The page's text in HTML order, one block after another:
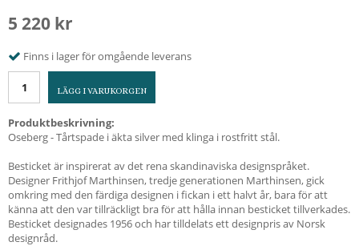
5 220 kr
Finns i lager för omgående leverans
LÄGG I VARUKORGEN
Produktbeskrivning:
Oseberg - Tårtspade i äkta silver med klinga i rostfritt stål.
Besticket är inspirerat av det rena skandinaviska designspråket.
Designer Frithjof Marthinsen, tredje generationen Marthinsen, gick
omkring med den färdiga designen i fickan i ett halvt år, bara för att
känna att den var tillräckligt bra för att hålla innan besticket tillverkades.
Besticket designades 1956 och har tilldelats ett designpris av Norsk
designråd.